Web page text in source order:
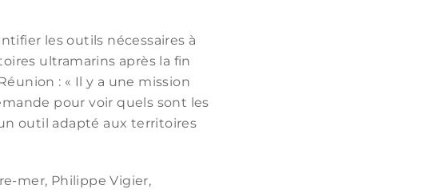
les outils nécessaires à
ultramarins après la fin
: « Il y a une mission
pour voir quels sont les
outil adapté aux territoires
mer, Philippe Vigier,